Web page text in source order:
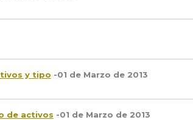
y tipo -01 de Marzo de 2013
de activos -01 de Marzo de 2013